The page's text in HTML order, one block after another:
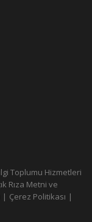
Toplumu Hizmetleri
Rıza Metni ve
| Çerez Politikası |